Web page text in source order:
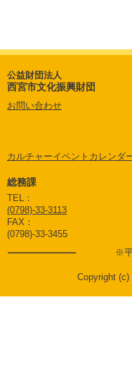
公益財団法人
西宮市文化振興財団
お問い合わせ
カルチャーイベントカレンダ
総務課
TEL：
(0798)-33-3113
FAX：
(0798)-33-3455
※
Copyright (c)